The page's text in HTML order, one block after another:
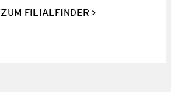
ZUM FILIALFINDER